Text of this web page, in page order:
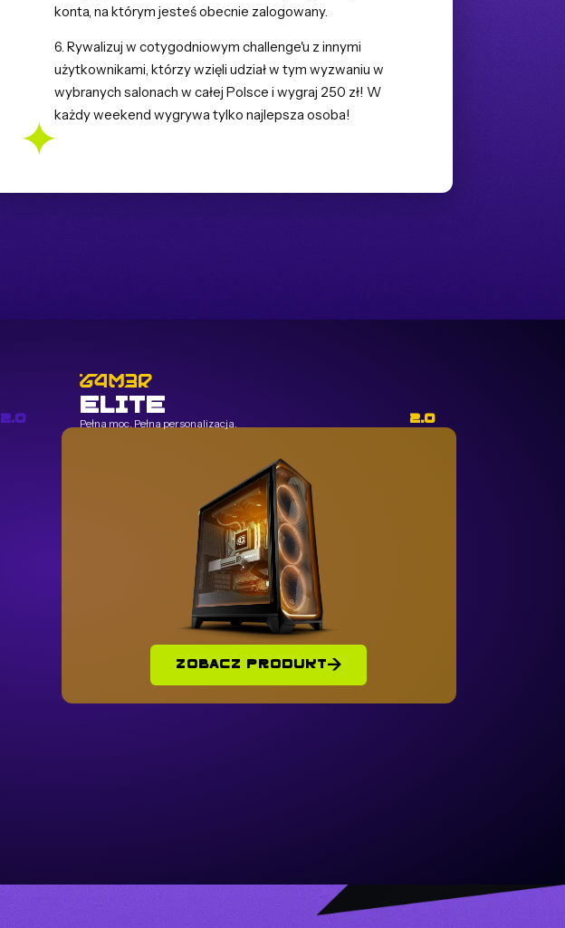
konta, na którym jesteś obecnie zalogowany.
6. Rywalizuj w cotygodniowym challenge'u z innymi
użytkownikami, którzy wzięli udział w tym wyzwaniu w
wybranych salonach w całej Polsce i wygraj 250 zł! W
każdy weekend wygrywa tylko najlepsza osoba!
2.0
ELITE
Pełna moc. Pełna personalizacja. 2.0
ZOBACZ PRODUKT